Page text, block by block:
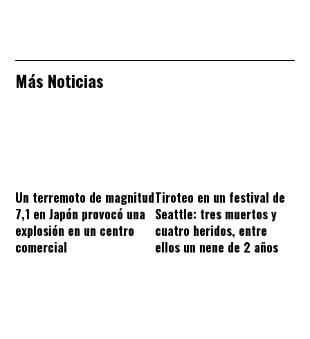
Más Noticias
Un terremoto de magnitud
7,1 en Japón provocó una
explosión en un centro
comercial
Tiroteo en un festival de
Seattle: tres muertos y
cuatro heridos, entre
ellos un nene de 2 años